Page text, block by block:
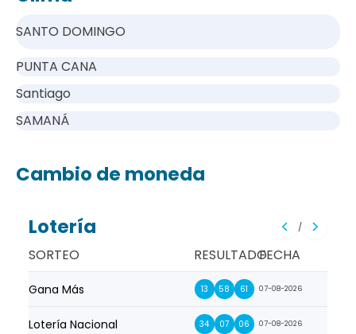
SANTO DOMINGO
PUNTA CANA
Santiago
SAMANÁ
Cambio de moneda
Lotería /
SORTEO RESULTADOFECHA
Gana Más 13 58 61 07-08-2026
Lotería Nacional 34 07 06 07-08-2026